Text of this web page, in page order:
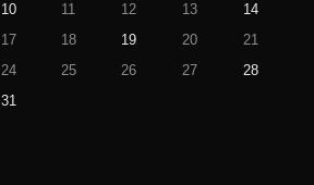
10 11 12 13
14
17 18 19 20
21
24 25 26 27
28
31